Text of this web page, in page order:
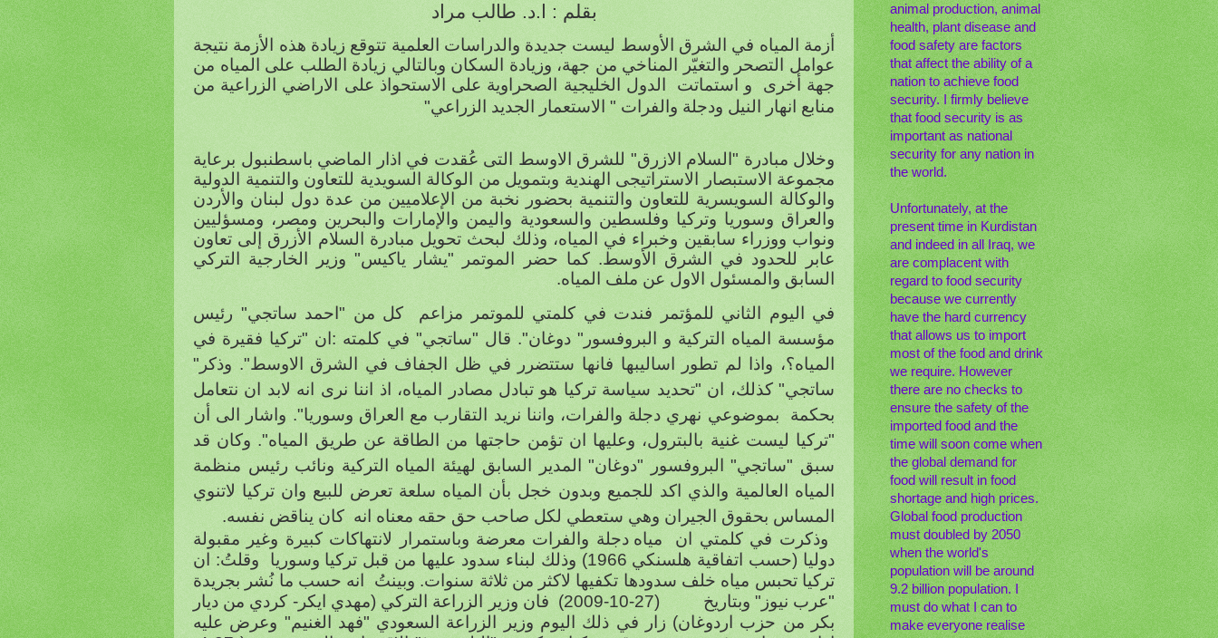
بقلم : ا.د. طالب مراد
أزمة المياه في الشرق الأوسط ليست جديدة والدراسات العلمية تتوقع زيادة هذه الأزمة نتيجة
عوامل التصحر والتغيّر المناخي من جهة، وزيادة السكان وبالتالي زيادة الطلب على المياه من
جهة أخرى
و استماتت
الدول الخليجية الصحراوية على الاستحواذ على الاراضي الزراعية من
منابع انهار النيل ودجلة والفرات " الاستعمار الجديد الزراعي"
وخلال مبادرة "السلام الازرق" للشرق الاوسط التى عُقدت في اذار الماضي باسطنبول برعاية
مجموعة الاستبصار الاستراتيجى الهندية وبتمويل من الوكالة السويدية للتعاون والتنمية الدولية
والوكالة السويسرية للتعاون والتنمية بحضور نخبة من الإعلاميين من عدة دول لبنان والأردن
والعراق وسوريا وتركيا وفلسطين والسعودية واليمن والإمارات والبحرين ومصر، ومسؤليين
ونواب ووزراء سابقين وخبراء في المياه، وذلك لبحث تحويل مبادرة السلام الأزرق إلى تعاون
عابر للحدود في الشرق الأوسط. كما حضر الموتمر "يشار ياكيس" وزير الخارجية التركي
السابق والمسئول الاول عن ملف المياه.
في اليوم الثاني للمؤتمر فندت في كلمتي للموتمر مزاعم
كل من "احمد ساتجي" رئيس
مؤسسة المياه التركية و البروفسور" دوغان". قال "ساتجي" في كلمته :ان "تركيا فقيرة في
المياه؟، واذا لم تطور اساليبها فانها ستتضرر في ظل الجفاف في الشرق الاوسط". وذكر"
ساتجي" كذلك، ان "تحديد سياسة تركيا هو تبادل مصادر المياه، اذ اننا نرى انه لابد ان نتعامل
بحكمة
بموضوعي نهري دجلة والفرات، واننا نريد التقارب مع العراق وسوريا". واشار الى أن
"تركيا ليست غنية بالبترول، وعليها ان تؤمن حاجتها من الطاقة عن طريق المياه". وكان قد
سبق "ساتجي" البروفسور "دوغان" المدير السابق لهيئة المياه التركية ونائب رئيس منظمة
المياه العالمية والذي اكد للجميع وبدون خجل بأن المياه سلعة تعرض للبيع وان تركيا لاتنوي
المساس بحقوق الجيران وهي ستعطي لكل صاحب حق حقه معناه انه كان يناقض نفسه.
وذكرت في كلمتي ان
مياه دجلة والفرات معرضة وباستمرار لانتهاكات كبيرة وغير مقبولة
دوليا (حسب اتفاقية هلسنكي 1966) وذلك لبناء سدود عليها من قبل تركيا وسوريا
وقلتُ: ان
تركيا تحبس مياه خلف سدودها تكفيها لاكثر من ثلاثة سنوات. وبينتُ
انه حسب ما نُشر بجريدة
"عرب نيوز" وبتاريخ
(27-10-2009)
فان وزير الزراعة التركي (مهدي ايكر- كردي من ديار
بكر من حزب اردوغان) زار في ذلك اليوم وزير الزراعة السعودي "فهد الغنيم" وعرض عليه
animal production, animal
health, plant disease and
food safety are factors
that affect the ability of a
nation to achieve food
security. I firmly believe
that food security is as
important as national
security for any nation in
the world.
Unfortunately, at the
present time in Kurdistan
and indeed in all Iraq, we
are complacent with
regard to food security
because we currently
have the hard currency
that allows us to import
most of the food and drink
we require. However
there are no checks to
ensure the safety of the
imported food and the
time will soon come when
the global demand for
food will result in food
shortage and high prices.
Global food production
must doubled by 2050
when the world's
population will be around
9.2 billion population. I
must do what I can to
make everyone realise